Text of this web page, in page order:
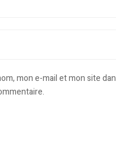
mon e-mail et mon site